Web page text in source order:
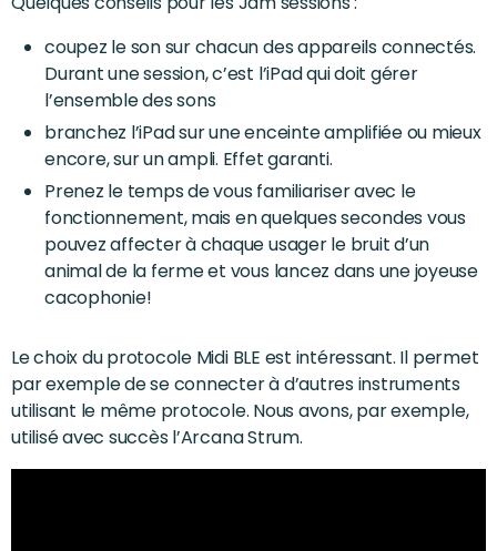
coupez le son sur chacun des appareils connectés.
Durant une session, c’est l’iPad qui doit gérer
l’ensemble des sons
branchez l’iPad sur une enceinte amplifiée ou mieux
encore, sur un ampli. Effet garanti.
Prenez le temps de vous familiariser avec le
fonctionnement, mais en quelques secondes vous
pouvez affecter à chaque usager le bruit d’un
animal de la ferme et vous lancez dans une joyeuse
cacophonie!
Le choix du protocole Midi BLE est intéressant. Il permet
par exemple de se connecter à d’autres instruments
utilisant le même protocole. Nous avons, par exemple,
utilisé avec succès l’Arcana Strum.